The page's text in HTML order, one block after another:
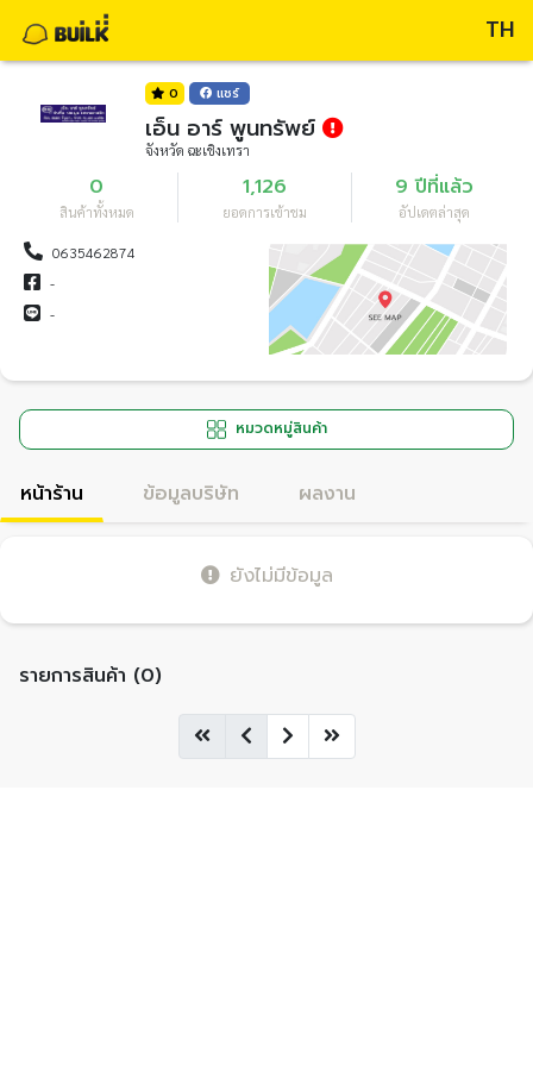
TH
0 แชร์
เอ็น อาร์ พูนทรัพย์
จังหวัด ฉะเชิงเทรา
0
สินค้าทั้งหมด
1,126
ยอดการเข้าชม
9 ปีที่แล้ว
อัปเดตล่าสุด
0635462874
-
-
หมวดหมู่สินค้า
หน้าร้าน ข้อมูลบริษัท ผลงาน
ยังไม่มีข้อมูล
รายการสินค้า (0)